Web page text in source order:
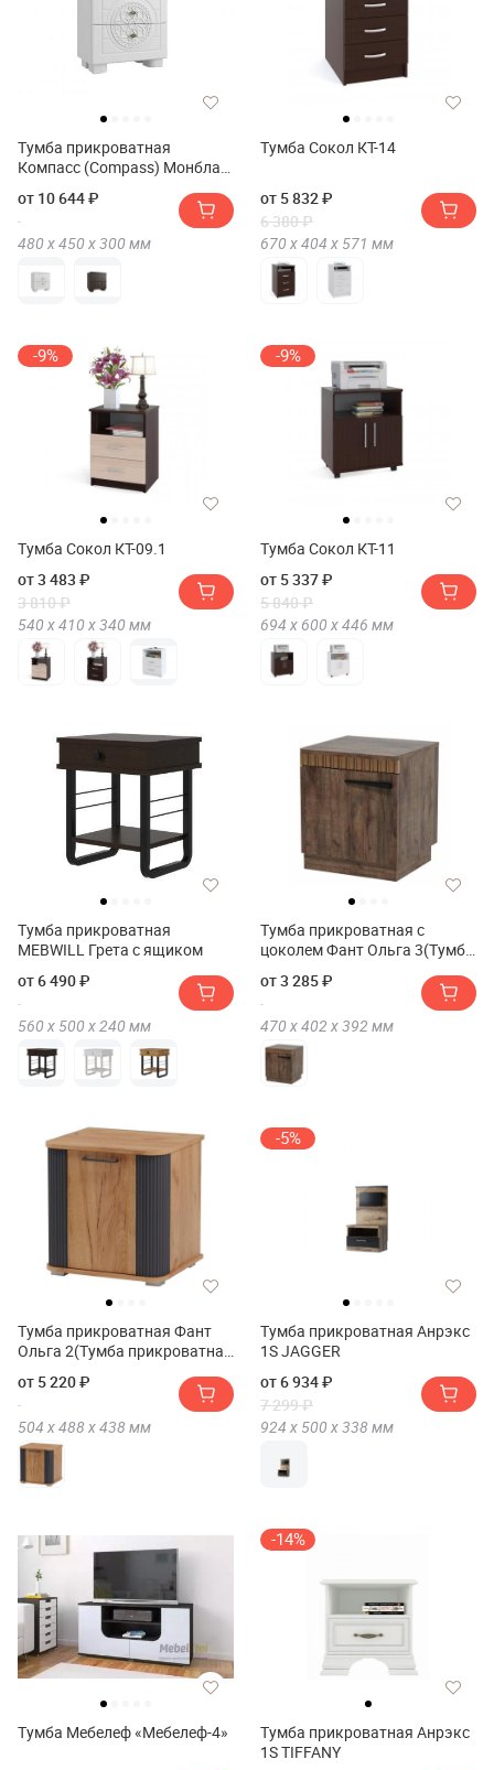
Тумба прикроватная
Компасс (Compass) Монблан
от 10 644 ₽
480 х450 х300 мм
Тумба Сокол КТ-14
от 5 832 ₽
6 380 ₽
670 х404 х 571 мм
-9%
Тумба Сокол КТ-09.1
от 3 483 ₽
3 810 ₽
540 х410 х340 мм
-9%
Тумба Сокол КТ-11
от 5 337 ₽
5 840 ₽
694 х 600 х446 мм
Тумба прикроватная
MEBWILL Грета с ящиком
от 6 490 ₽
560 х 500 х240 мм
Тумба прикроватная с
цоколем Фант Ольга 3(Тумба
FANT Ольга 3)
от 3 285 ₽
470 х402 х392 мм
Тумба прикроватная Фант
Ольга 2(Тумба прикроватная
от 5 220 ₽
504 х488 х438мм
-5%
Тумба прикроватная Анрэкс
1S JAGGER
от 6 934 ₽
7 299 ₽
924 х 500 х338мм
Тумба Мебелеф «Мебелеф-4»
-14%
Тумба прикроватная Анрэкс
1S TIFFANY